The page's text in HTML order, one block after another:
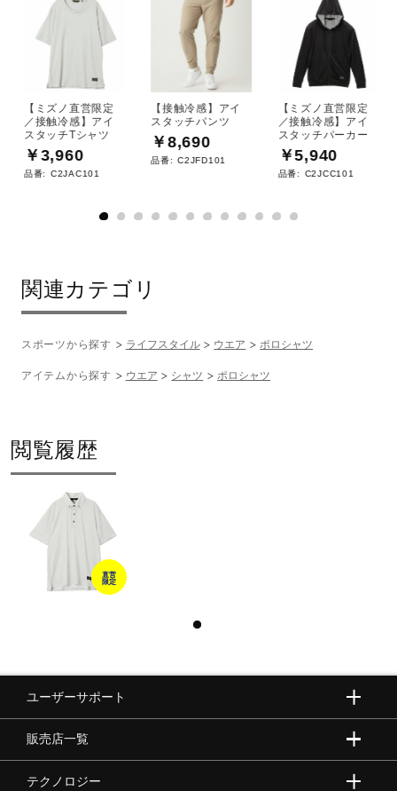
【ミズノ直営限定
／接触冷感】アイ
スタッチTシャツ
￥3,960
品番: C2JAC101
【接触冷感】アイ
スタッチパンツ
￥8,690
品番: C2JFD101
【ミズノ直営限定
／接触冷感】アイ
スタッチパーカー
￥5,940
品番: C2JCC101
関連カテゴリ
スポーツから探す ライフスタイル ウエア ポロシャツ
アイテムから探す ウエア シャツ ポロシャツ
閲覧履歴
直営
限定
ユーザーサポート
販売店一覧
テクノロジー